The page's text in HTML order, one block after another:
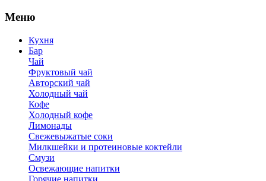
Меню
Кухня
Бар
Чай
Фруктовый чай
Авторский чай
Холодный чай
Кофе
Холодный кофе
Лимонады
Свежевыжатые соки
Милкшейки и протеиновые коктейли
Смузи
Освежающие напитки